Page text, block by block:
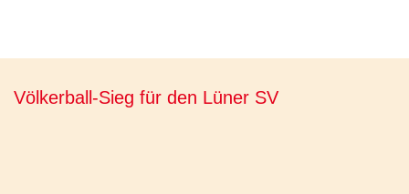
Völkerball-Sieg für den Lüner SV